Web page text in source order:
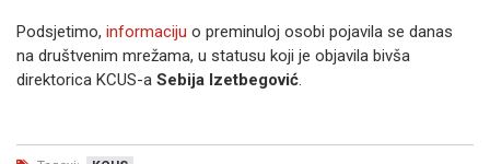
Podsjetimo, informaciju o preminuloj osobi pojavila se danas
na društvenim mrežama, u statusu koji je objavila bivša
direktorica KCUS-a Sebija Izetbegović.